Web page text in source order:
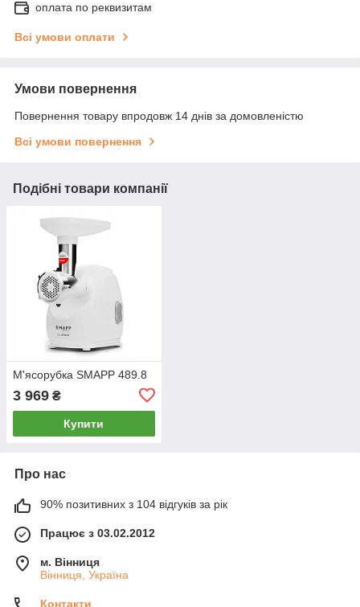
оплата по реквизитам
Всі умови оплати
Умови повернення
Повернення товару впродовж 14 днів за домовленістю
Всі умови повернення
Подібні товари компанії
М'ясорубка SMAPP 489.8
3 969 ₴
Купити
Про нас
90% позитивних з 104 відгуків за рік
Працює з 03.02.2012
м. Вінниця
Вінниця, Україна
Контакти